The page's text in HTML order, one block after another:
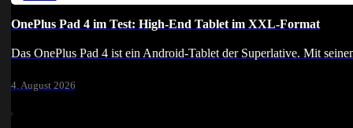
OnePlus Pad 4 im Test: High-End Tablet im XXL-Format
Das OnePlus Pad 4 ist ein Android-Tablet der Superlative. Mit
4. August 2026